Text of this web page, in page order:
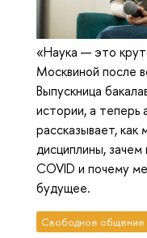
«Наука — это
Москвиной после
Выпускница
истории, а теперь
рассказывает,
дисциплины, зачем
COVID и почему
будущее.
Свободное общение